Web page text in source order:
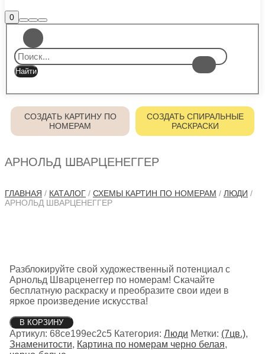
0Боковая
панель
магазина
Найти
Больше
информации
Главное
меню
СОЗДАТЬ КАРТИНУ ПО
НОМЕРАМ
СОЗДАТЬ СПИРАЛЬНЫЕ
РАСКРАСКИ
АРНОЛЬД ШВАРЦЕНЕГГЕР
ГЛАВНАЯ / КАТАЛОГ / СХЕМЫ КАРТИН ПО НОМЕРАМ / ЛЮДИ /
АРНОЛЬД ШВАРЦЕНЕГГЕР
Разблокируйте свой художественный потенциал с
Арнольд Шварценеггер по номерам! Скачайте
бесплатную раскраску и преобразите свои идеи в
яркое произведение искусства!
Количество
товара
Арнольд
В КОРЗИНУ
Артикул: 68ce199ec2c5 Категория: Люди Метки: (7цв.),
Знаменитости, Картина по номерам черно белая,